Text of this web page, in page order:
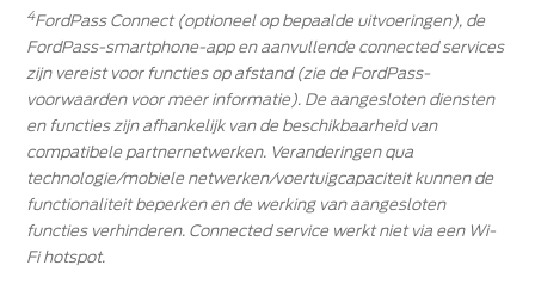
4FordPass Connect (optioneel op bepaalde uitvoeringen), de
FordPass-smartphone-app en aanvullende connected services
zijn vereist voor functies op afstand (zie de FordPass-
voorwaarden voor meer informatie). De aangesloten diensten
en functies zijn afhankelijk van de beschikbaarheid van
compatibele partnernetwerken. Veranderingen qua
technologie/mobiele netwerken/voertuigcapaciteit kunnen de
functionaliteit beperken en de werking van aangesloten
functies verhinderen. Connected service werkt niet via een Wi-
Fi hotspot.